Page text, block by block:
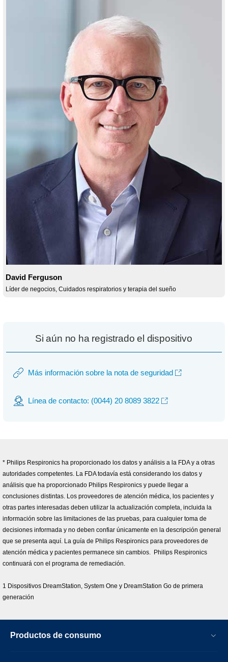
David Ferguson
Líder de negocios, Cuidados respiratorios y terapia del sueño
Si aún no ha registrado el dispositivo
Más información sobre la nota de seguridad
Línea de contacto: (0044) 20 8089 3822
* Philips Respironics ha proporcionado los datos y análisis a la FDA y a otras
autoridades competentes. La FDA todavía está considerando los datos y
análisis que ha proporcionado Philips Respironics y puede llegar a
conclusiones distintas. Los proveedores de atención médica, los pacientes y
otras partes interesadas deben utilizar la actualización completa, incluida la
información sobre las limitaciones de las pruebas, para cualquier toma de
decisiones informada y no deben confiar únicamente en la descripción general
que se presenta aquí. La guía de Philips Respironics para proveedores de
atención médica y pacientes permanece sin cambios. Philips Respironics
continuará con el programa de remediación.
1 Dispositivos DreamStation, System One y DreamStation Go de primera
generación
Productos de consumo